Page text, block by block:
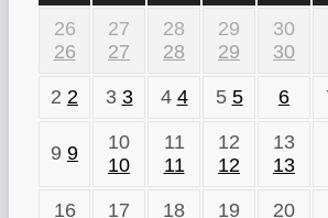
26
26
27
27
28
28
29
29
30
30
2 2 3 3 4 4 5 5 6
9 9
10
10
11
11
12
12
13
13
16
17
18
19
20